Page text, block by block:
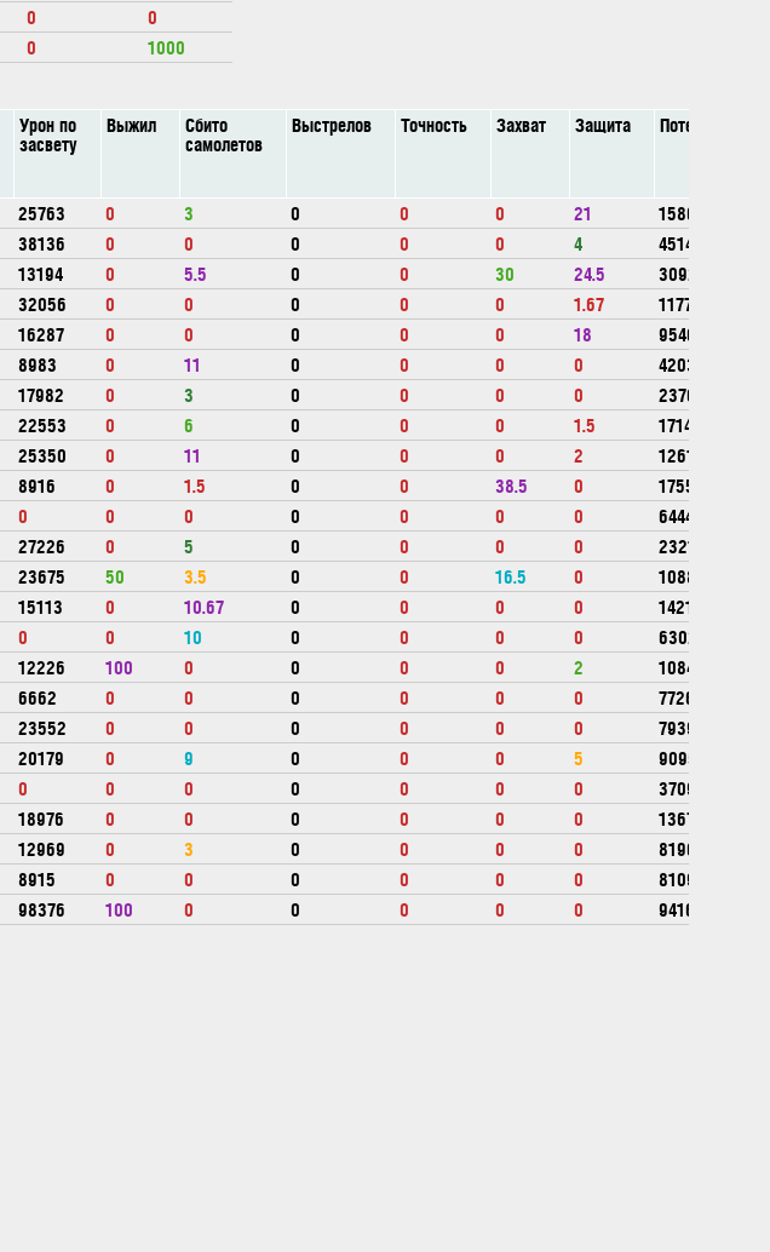
0
0
0 1000
Урон по
засвету
Выжил Сбито
самолетов
Выстрелов Точность Захват Защита Потенциалка
25763 0 3 0 0 0 21
1586862
38136 0 0 0 0 0 4
451410
13194 0 5.5 0 0 30 24.5
309256
32056 0 0 0 0 0 1.67
1177874
16287 0 0 0 0 0 18
954688
8983 0 11 0 0 0 0
420360
17982 0 3 0 0 0 0
237664
22553 0 6 0 0 0 1.5
1714025
25350 0 11 0 0 0 2
1261138
8916 0 1.5 0 0 38.5 0
1755132
0 0 0 0 0 0 0
644450
27226 0 5 0 0 0 0
2321800
23675 50 3.5 0 0 16.5 0
1088575
15113 0 10.67 0 0 0 0
1421516
0 0 10 0 0 0 0
630200
12226 100 0 0 0 0 2
1084100
6662 0 0 0 0 0 0
772638
23552 0 0 0 0 0 0
793972
20179 0 9 0 0 0 5
909520
0 0 0 0 0 0 0
370996
18976 0 0 0 0 0 0
1367150
12969 0 3 0 0 0 0
819696
8915 0 0 0 0 0 0
810960
98376 100 0 0 0 0 0 941640